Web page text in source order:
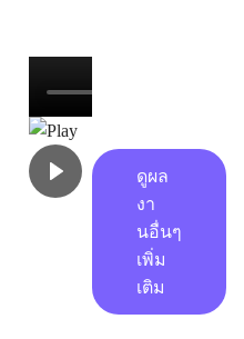
ดูผล
งา
นอื่นๆ
เพิ่ม
เติม